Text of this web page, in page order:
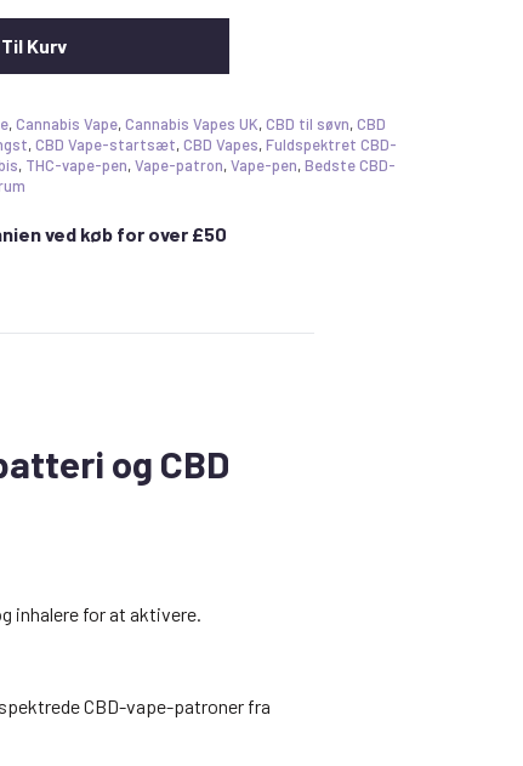
Kurv
,Cannabis Vape,Cannabis Vapes UK,CBD til søvn,CBD
,CBD Vape-startsæt,CBD Vapes,Fuldspektret CBD-
, THC-vape-pen,Vape-patron,Vape-pen,Bedste CBD-
ved køb for over £50
og CBD
inhalere for at aktivere.
CBD-vape-patroner fra